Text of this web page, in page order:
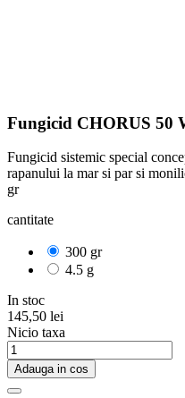
Fungicid CHORUS 50
Fungicid sistemic special
rapanului la mar si par si
gr
cantitate
300 gr
4.5 g
In stoc
145,50 lei
Nicio taxa
Adauga in cos